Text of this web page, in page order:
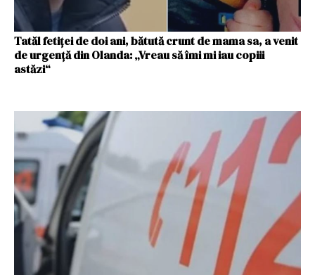
Tatăl fetiței de doi ani, bătută crunt de mama sa, a venit
de urgență din Olanda: „Vreau să îmi mi iau copiii
astăzi“